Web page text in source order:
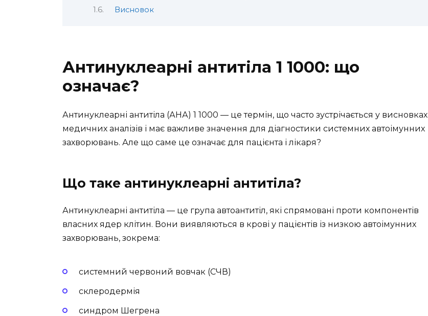
Висновок
Антинуклеарні антитіла 1 1000: що
означає?
Антинуклеарні антитіла (АНА) 1 1000 — це термін, що часто зустрічається у висновках
медичних аналізів і має важливе значення для діагностики системних автоімунних
захворювань. Але що саме це означає для пацієнта і лікаря?
Що таке антинуклеарні антитіла?
Антинуклеарні антитіла — це група автоантитіл, які спрямовані проти компонентів
власних ядер клітин. Вони виявляються в крові у пацієнтів із низкою автоімунних
захворювань, зокрема:
системний червоний вовчак (СЧВ)
склеродермія
синдром Шегрена